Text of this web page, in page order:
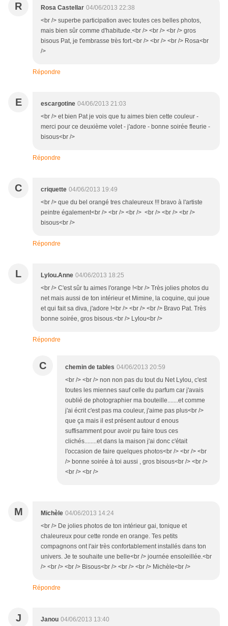
R Rosa Castellar 04/06/2013 22:38
<br /> superbe participation avec toutes ces belles photos,
mais bien sûr comme d'habitude.<br /> <br /> <br /> gros
bisous Pat, je t'embrasse très fort.<br /> <br /> <br /> Rosa<br
/>
Répondre
E escargotine 04/06/2013 21:03
<br /> et bien Pat je vois que tu aimes bien cette couleur -
merci pour ce deuxième volet - j'adore - bonne soirée fleurie -
bisous<br />
Répondre
C criquette 04/06/2013 19:49
<br /> que du bel orangé tres chaleureux !!! bravo à l'artiste
peintre également<br /> <br /> <br /> <br /> <br /> <br />
bisous<br />
Répondre
L Lylou.Anne 04/06/2013 18:25
<br /> C'est sûr tu aimes l'orange !<br /> Très jolies photos du
net mais aussi de ton intérieur et Mimine, la coquine, qui joue
et qui fait sa diva, j'adore !<br /> <br /> <br /> Bravo Pat. Très
bonne soirée, gros bisous.<br /> Lylou<br />
Répondre
C chemin de tables 04/06/2013 20:59
<br /> <br /> non non pas du tout du Net Lylou, c'est
toutes les miennes sauf celle du parfum car j'avais
oublié de photographier ma bouteille.......et comme
j'ai écrit c'est pas ma couleur, j'aime pas plus<br />
que ça mais il est présent autour d enous
suffisamment pour avoir pu faire tous ces
clichés........et dans la maison j'ai donc c'était
l'occasion de faire quelques photos<br /> <br /> <br
/> bonne soirée à toi aussi , gros bisous<br /> <br />
<br /> <br />
M Michèle 04/06/2013 14:24
<br /> De jolies photos de ton intérieur gai, tonique et
chaleureux pour cette ronde en orange. Tes petits
compagnons ont l'air très confortablement installés dans ton
univers. Je te souhaite une belle<br /> journée ensoleillée.<br
/> <br /> <br /> Bisous<br /> <br /> <br /> Michèle<br />
Répondre
J Janou 04/06/2013 13:40